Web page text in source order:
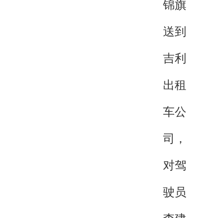
锦旗
送到
吉利
出租
车公
司，
对驾
驶员